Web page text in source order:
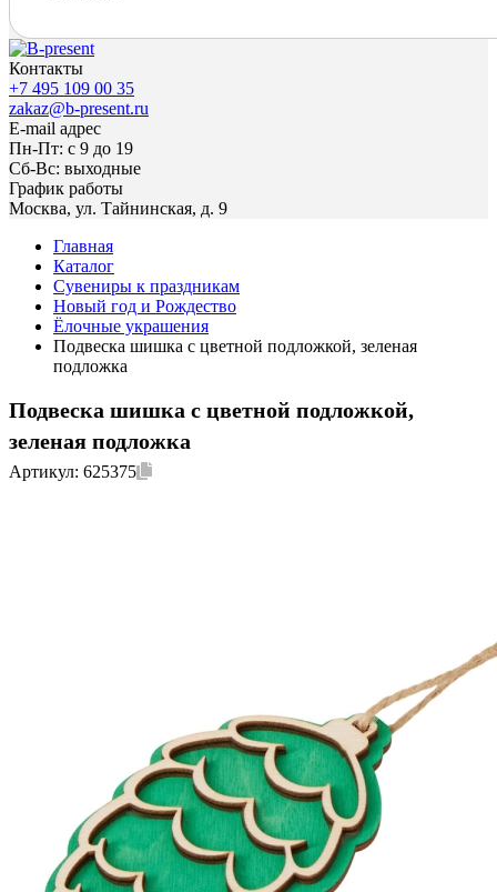
Контакты
+7 495 109 00 35
zakaz@b-present.ru
E-mail адрес
Пн-Пт: с 9 до 19
Сб-Вс: выходные
График работы
Москва, ул. Тайнинская, д. 9
Главная
Каталог
Сувениры к праздникам
Новый год и Рождество
Ёлочные украшения
Подвеска шишка с цветной подложкой, зеленая
подложка
Подвеска шишка с цветной подложкой,
зеленая подложка
Артикул: 625375